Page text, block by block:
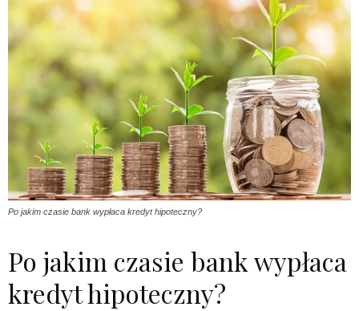
Po jakim czasie bank wypłaca kredyt hipoteczny?
Po jakim czasie bank wypłaca
kredyt hipoteczny?